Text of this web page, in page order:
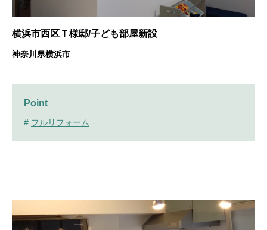
横浜市西区Ｔ様邸/子ども部屋新設
神奈川県横浜市
Point
# フルリフォーム